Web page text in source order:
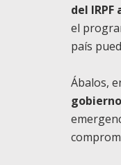
del
el
país
Ábalos,